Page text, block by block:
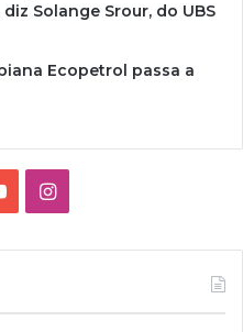
Solange Srour, do UBS
Ecopetrol passa a
YouTubeInstagram